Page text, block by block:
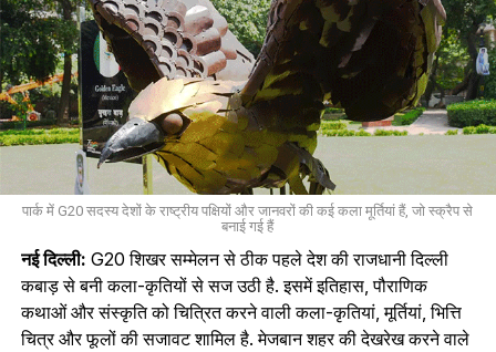
पार्क में G20 सदस्य देशों के राष्ट्रीय पक्षियों और जानवरों की कई कला मूर्तियां हैं, जो स्क्रैप से
बनाई गई हैं
नई दिल्ली: G20 शिखर सम्मेलन से ठीक पहले देश की राजधानी दिल्ली
कबाड़ से बनी कला-कृतियों से सज उठी है. इसमें इतिहास, पौराणिक
कथाओं और संस्कृति को चित्रित करने वाली कला-कृतियां, मूर्तियां, भित्ति
चित्र और फूलों की सजावट शामिल है. मेजबान शहर की देखरेख करने वाले